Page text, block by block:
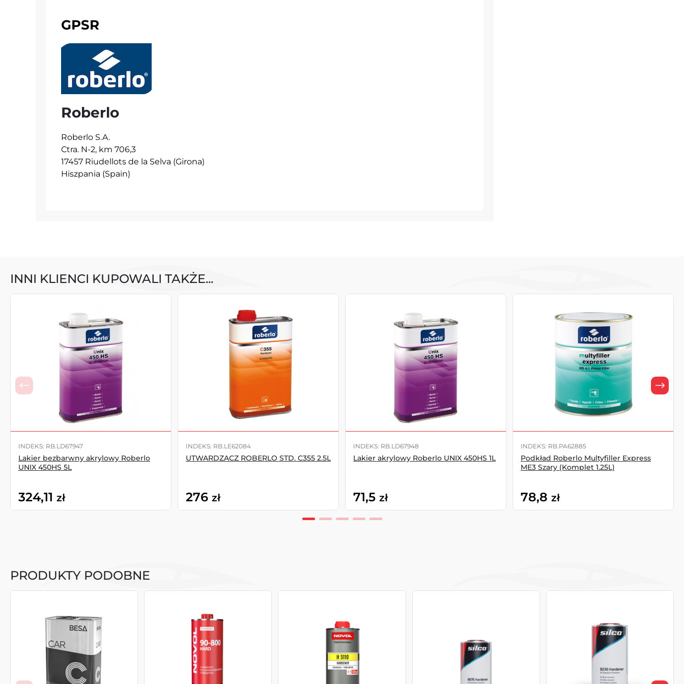
GPSR
Roberlo
Roberlo S.A.
Ctra. N-2, km 706,3
17457 Riudellots de la Selva (Girona)
Hiszpania (Spain)
INNI KLIENCI KUPOWALI TAKŻE...
INDEKS: RB.LD67947
Lakier bezbarwny akrylowy Roberlo
UNIX 450HS 5L
324,11 zł
INDEKS: RB.LE62084
UTWARDZACZ ROBERLO STD. C355 2.5L
276 zł
INDEKS: RB.LD67948
Lakier akrylowy Roberlo UNIX 450HS 1L
71,5 zł
INDEKS: RB.PA62885
Podkład Roberlo Multyfiller Express
ME3 Szary (Komplet 1.25L)
78,8 zł
PRODUKTY PODOBNE